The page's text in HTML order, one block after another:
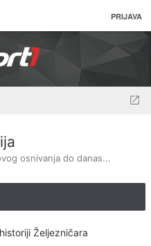
PRIJAVA
osnivanja do danas...
Željezničara